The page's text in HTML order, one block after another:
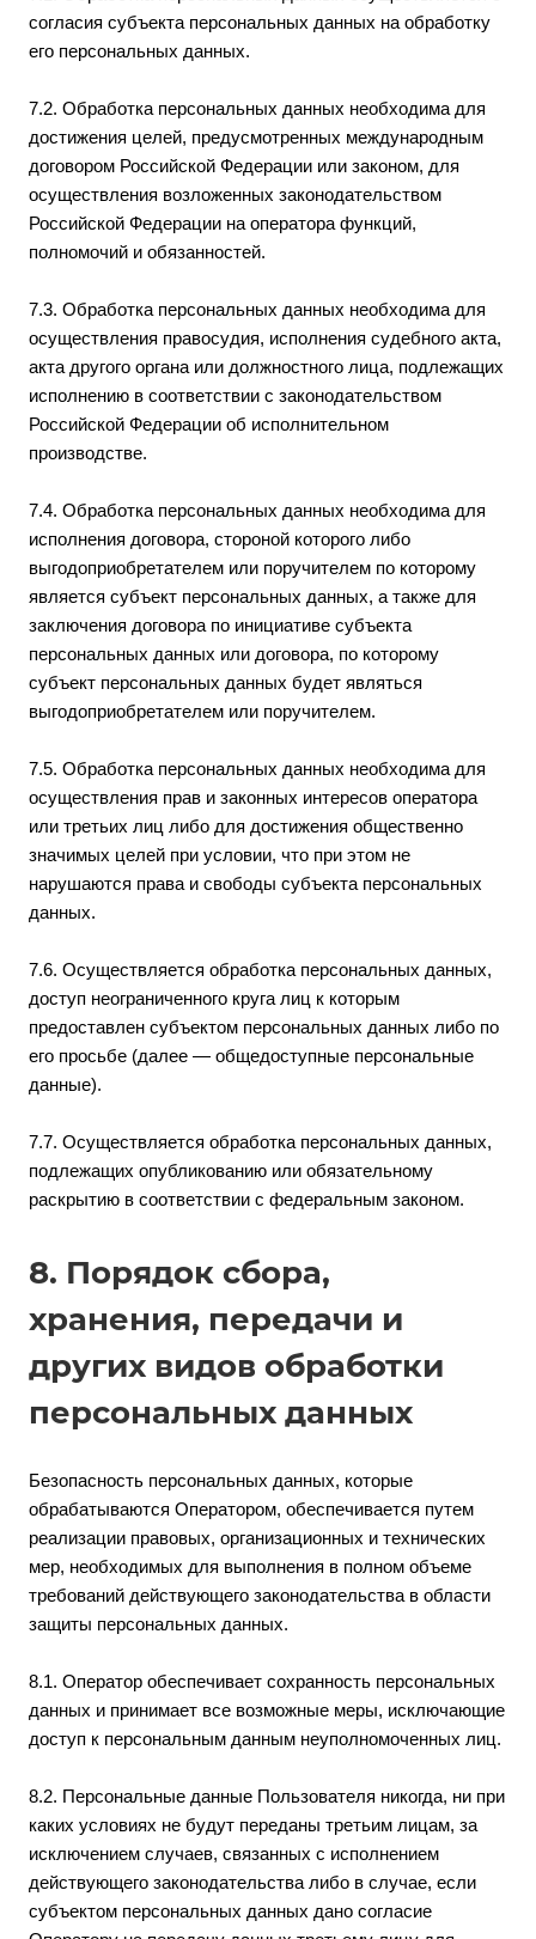
согласия субъекта персональных данных на обработку
его персональных данных.
7.2. Обработка персональных данных необходима для
достижения целей, предусмотренных международным
договором Российской Федерации или законом, для
осуществления возложенных законодательством
Российской Федерации на оператора функций,
полномочий и обязанностей.
7.3. Обработка персональных данных необходима для
осуществления правосудия, исполнения судебного акта,
акта другого органа или должностного лица, подлежащих
исполнению в соответствии с законодательством
Российской Федерации об исполнительном
производстве.
7.4. Обработка персональных данных необходима для
исполнения договора, стороной которого либо
выгодоприобретателем или поручителем по которому
является субъект персональных данных, а также для
заключения договора по инициативе субъекта
персональных данных или договора, по которому
субъект персональных данных будет являться
выгодоприобретателем или поручителем.
7.5. Обработка персональных данных необходима для
осуществления прав и законных интересов оператора
или третьих лиц либо для достижения общественно
значимых целей при условии, что при этом не
нарушаются права и свободы субъекта персональных
данных.
7.6. Осуществляется обработка персональных данных,
доступ неограниченного круга лиц к которым
предоставлен субъектом персональных данных либо по
его просьбе (далее — общедоступные персональные
данные).
7.7. Осуществляется обработка персональных данных,
подлежащих опубликованию или обязательному
раскрытию в соответствии с федеральным законом.
8. Порядок сбора,
хранения, передачи и
других видов обработки
персональных данных
Безопасность персональных данных, которые
обрабатываются Оператором, обеспечивается путем
реализации правовых, организационных и технических
мер, необходимых для выполнения в полном объеме
требований действующего законодательства в области
защиты персональных данных.
8.1. Оператор обеспечивает сохранность персональных
данных и принимает все возможные меры, исключающие
доступ к персональным данным неуполномоченных лиц.
8.2. Персональные данные Пользователя никогда, ни при
каких условиях не будут переданы третьим лицам, за
исключением случаев, связанных с исполнением
действующего законодательства либо в случае, если
субъектом персональных данных дано согласие